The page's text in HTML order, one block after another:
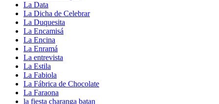
La Data
La Dicha de Celebrar
La Duquesita
La Encamisá
La Encina
La Enramá
La entrevista
La Estila
La Fabiola
La Fábrica de Chocolate
La Faraona
la fiesta charanga batan